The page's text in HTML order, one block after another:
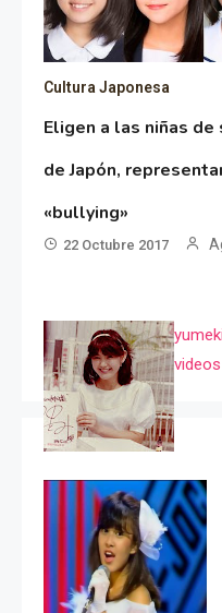
Cultura Japonesa
Eligen a las niñas de
de Japón,
«bullying»
22 Octubre 2017
videos